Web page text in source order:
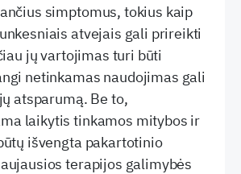
simptomus, tokius kaip
atvejais gali prireikti
jų vartojimas turi būti
netinkamas naudojimas gali
atsparumą. Be to,
laikytis tinkamos mitybos ir
išvengta pakartotinio
terapijos galimybės